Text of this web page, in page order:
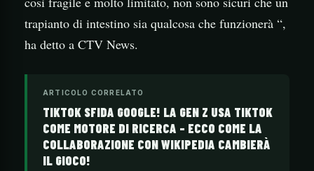
trapianto di intestino sia qualcosa che funzionerà “,
ha detto a CTV News.
ARTICOLO CORRELATO
TIKTOK SFIDA GOOGLE! LA GEN Z USA TIKTOK
COME MOTORE DI RICERCA – ECCO COME LA
COLLABORAZIONE CON WIKIPEDIA CAMBIERÀ
IL GIOCO!